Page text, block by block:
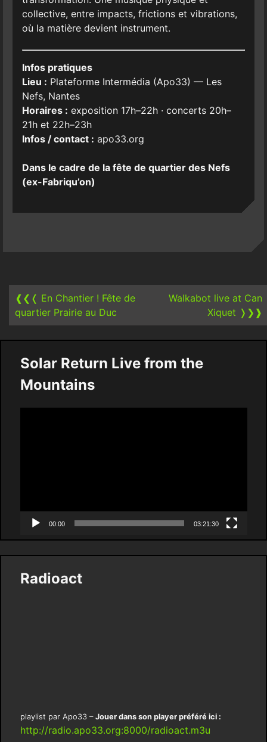
collective, entre impacts, frictions et vibrations,
où la matière devient instrument.
Infos pratiques
Lieu : Plateforme Intermédia (Apo33) — Les
Nefs, Nantes
Horaires : exposition 17h–22h · concerts 20h–
21h et 22h–23h
Infos / contact : apo33.org
Dans le cadre de la fête de quartier des Nefs
(ex-Fabriqu’on)
navigation
❰❮❬ En Chantier ! Fête de
quartier Prairie au Duc
Walkabot live at Can
Xiquet ❭❯❱
Solar Return Live from the
Mountains
00:00 03:21:30
Radioact
playlist par Apo33 – Jouer dans son player préféré ici :
http://radio.apo33.org:8000/radioact.m3u